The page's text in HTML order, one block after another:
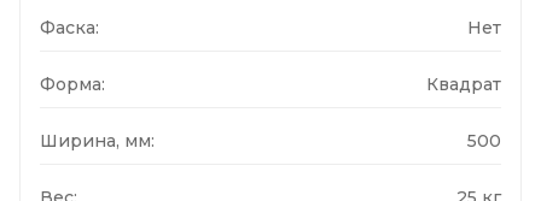
Фаска: Нет
Форма: Квадрат
Ширина, мм: 500